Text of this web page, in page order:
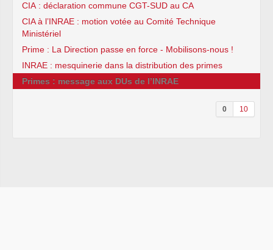
CIA : déclaration commune CGT-SUD au CA
CIA à l’INRAE : motion votée au Comité Technique
Ministériel
Prime : La Direction passe en force - Mobilisons-nous !
INRAE : mesquinerie dans la distribution des primes
Primes : message aux DUs de l’INRAE
0 10